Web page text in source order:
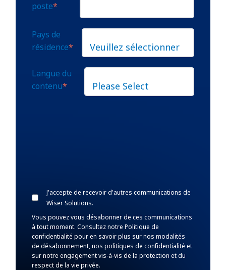
poste*
Pays de
résidence*
Langue du
contenu*
J'accepte de recevoir d'autres communications de
Wiser Solutions.
Vous pouvez vous désabonner de ces communications
à tout moment. Consultez notre Politique de
confidentialité pour en savoir plus sur nos modalités
de désabonnement, nos politiques de confidentialité et
sur notre engagement vis-à-vis de la protection et du
respect de la vie privée.